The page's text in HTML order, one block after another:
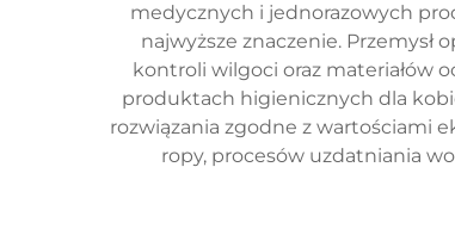
medycznych i jednorazowych
najwyższe znaczenie.
kontroli wilgoci oraz materiałów
produktach higienicznych dla
rozwiązania zgodne z wartościami
ropy, procesów uzdatniania